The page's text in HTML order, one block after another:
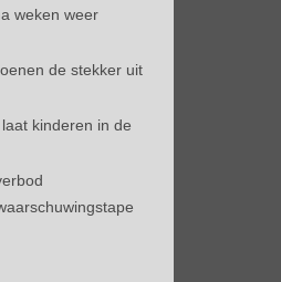
weken weer
de stekker uit
kinderen in de